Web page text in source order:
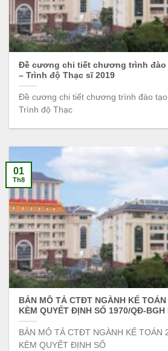
Đề cương chi tiết chương trình đào
– Trình độ Thạc sĩ 2019
Đề cương chi tiết chương trình đào
Trình độ Thạc
BẢN MÔ TẢ CTĐT NGÀNH KẾ
KÈM QUYẾT ĐỊNH SỐ 1970/QĐ-
BẢN MÔ TẢ CTĐT NGÀNH KẾ TOÁN
KÈM QUYẾT ĐỊNH SỐ
01
Th8